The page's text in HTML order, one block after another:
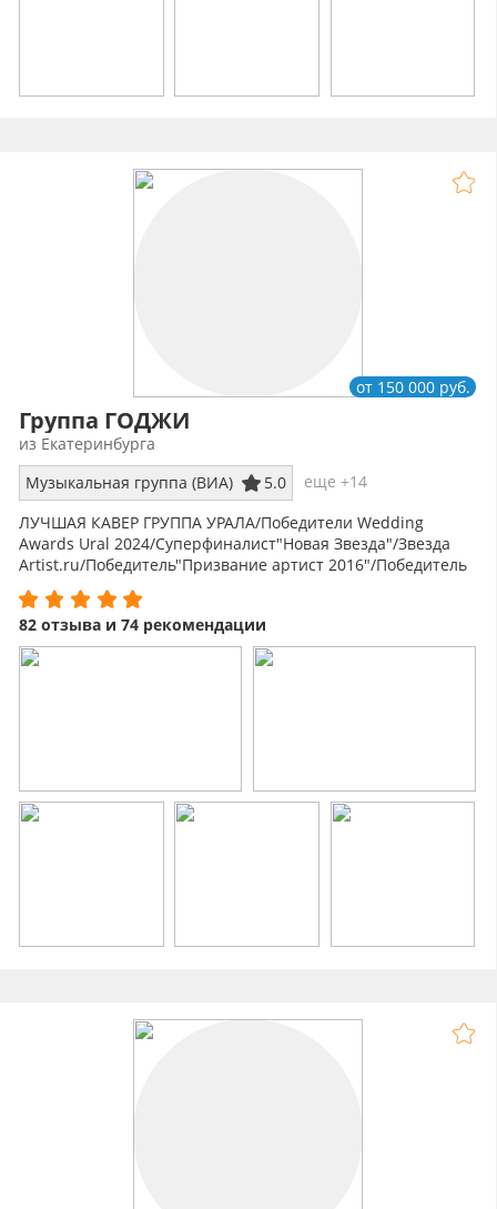
Группа ГОДЖИ
от 150 000 руб.
из Екатеринбурга
Музыкальная группа (ВИА)
5.0
еще +14
ЛУЧШАЯ КАВЕР ГРУППА УРАЛА/Победители Wedding
Awards Ural 2024/Суперфиналист"Новая Звезда"/Звезда
Artist.ru/Победитель"Призвание артист 2016"/Победитель
Emporio Music Fest 2017.
82 отзыва и 74 рекомендации